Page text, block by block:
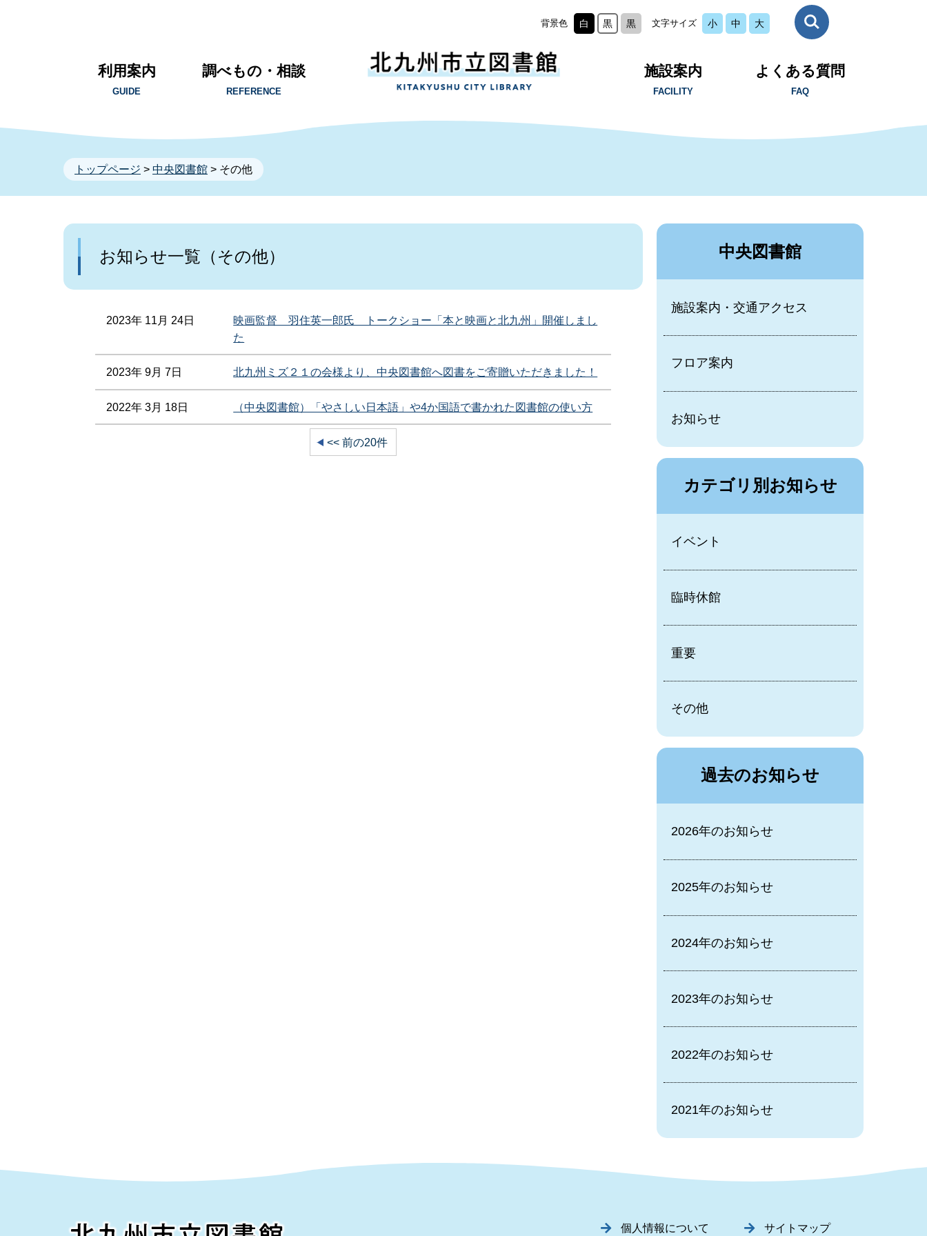
背景色 白 黒 黒 文字サイズ 小 中 大
利用案内
GUIDE
調べもの・相談
REFERENCE
施設案内
FACILITY
よくある質問
FAQ
トップページ > 中央図書館 > その他
お知らせ一覧（その他）
2023年 11月 24日
映画監督 羽住英一郎氏 トークショー「本と映画と北九州」開催しまし
た
2023年 9月 7日 北九州ミズ２１の会様より、中央図書館へ図書をご寄贈いただきました！
2022年 3月 18日 （中央図書館）「やさしい日本語」や4か国語で書かれた図書館の使い方
<< 前の20件
中央図書館
施設案内・交通アクセス
フロア案内
お知らせ
カテゴリ別お知らせ
イベント
臨時休館
重要
その他
過去のお知らせ
2026年のお知らせ
2025年のお知らせ
2024年のお知らせ
2023年のお知らせ
2022年のお知らせ
2021年のお知らせ
個人情報について サイトマップ